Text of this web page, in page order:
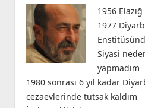
1956
1977
Siyasi
yapmadım
1980 sonrası 6 yıl kadar
cezaevlerinde tutsak kaldım